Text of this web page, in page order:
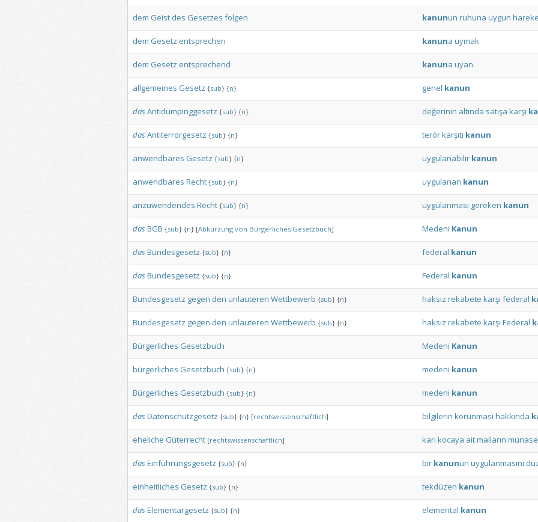
dem Geist des Gesetzes folgen kanunun ruhuna uygun
dem Gesetz entsprechen kanuna uymak
dem Gesetz entsprechend kanuna uyan
allgemeines Gesetz {sub} {n} genel kanun
dasAntidumpinggesetz {sub} {n} değerinin altında satışa karşı
dasAntiterrorgesetz {sub} {n} terörkarşıtı kanun
anwendbares Gesetz {sub} {n} uygulanabilir kanun
anwendbares Recht {sub} {n} uygulanan kanun
anzuwendendes Recht {sub} {n} uygulanması gereken kanun
dasBGB {sub} {n}[Abkürzung von Bürgerliches Gesetzbuch] Medeni Kanun
dasBundesgesetz {sub} {n} federal kanun
dasBundesgesetz {sub} {n} Federal kanun
Bundesgesetz gegen den unlauteren Wettbewerb {sub} {n} haksız rekabete karşı federal
Bundesgesetz gegen den unlauteren Wettbewerb {sub} {n} haksız rekabete karşı Federal
Bürgerliches Gesetzbuch Medeni Kanun
bürgerliches Gesetzbuch {sub} {n} medeni kanun
Bürgerliches Gesetzbuch {sub} {n} medeni kanun
dasDatenschutzgesetz {sub} {n}[rechtswissenschaftlich] bilgilerin korunması hakkında
eheliche Güterrecht [rechtswissenschaftlich] karı kocaya aitmalların
dasEinführungsgesetz {sub} {n} bir kanunun uygulanmasını
einheitliches Gesetz {sub} {n} tekdüzen kanun
dasElementargesetz {sub} {n} elemental kanun